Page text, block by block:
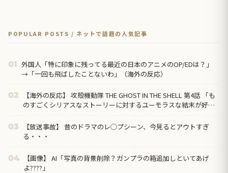
POPULAR POSTS / ネットで話題の人気記事
01 外国人「特に印象に残ってる最近の日本のアニメのOP/EDは？」
→「一回も飛ばしたことないわ」（海外の反応）
02
【海外の反応】 攻殻機動隊 THE GHOST IN THE SHELL 第4話 「も
のすごくシリアスなストーリーに対するユーモラスな結末が好
03
【放送事故】 昔のドラマのレ◯プシーン、今見るとアウトすぎ
る・・・
04
【画像】 AI「写真の背景削除？ガンプラの箱追加しといてあげ
よ????」